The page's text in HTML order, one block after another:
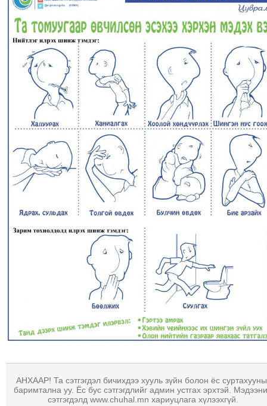
МЭДЭЭ
НИЙСЛЭЛ
ТАНИН
МЭДЭХҮЙ
ТЕХНОЛОГИ
ЭРДЭНЭТ
ҮЙЛДВЭРИЙН
ТОЙРОНД
ЧУУЛГАНЫ
ЭРГЭН
ТОЙРОНД
ЭРГЭН
ГРАНАТ
ДЭЛБЭРСЭН
ТОЙРОНД
АНХААР! Та сэтгэгдэл бичихдээ хууль зүйн болон ёс
баримтална уу. Ёс бус сэтгэгдлийг админ устгах эрхтэй.
сэтгэгдэлд www.chuhal.mn хариуцлага хүлээхгүй.